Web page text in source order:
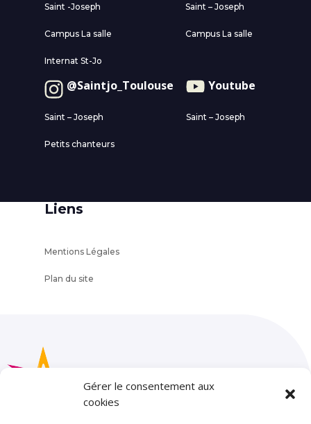
Gérer le consentement aux
cookies
Saint -Joseph
Campus La salle
Internat St-Jo
Saint – Joseph
Campus La salle
@Saintjo_Toulouse
Saint – Joseph
Petits chanteurs
Youtube
Saint – Joseph
Liens
Mentions Légales
Plan du site